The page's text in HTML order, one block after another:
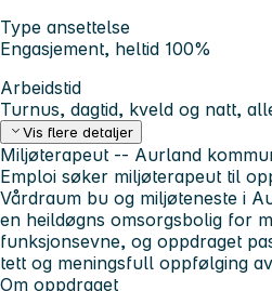
Type ansettelse
Engasjement, heltid 100%
Arbeidstid
Turnus, dagtid, kveld og natt,
Vis flere detaljer
Miljøterapeut -- Aurland
Emploi søker miljøterapeut til
Vårdraum bu og miljøteneste i
en heildøgns omsorgsbolig for
funksjonsevne, og oppdraget
tett og meningsfull oppfølging
Om oppdraget